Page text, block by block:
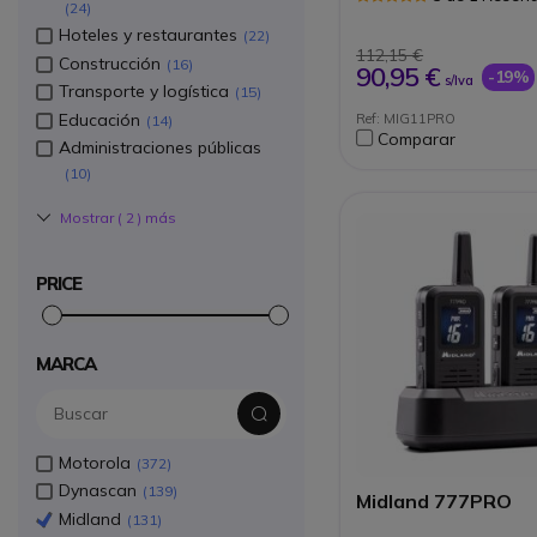
(opcional)
112,15 €
90,95 € s/Iva -19%
Ref: MIG11PRO
Comparar
Midland 777PRO
24
Hoteles y restaurantes 22
Construcción 16
Transporte y logística 15
Educación 14
Administraciones públicas
10
Mostrar ( 2 ) más
PRICE
MARCA
Motorola 372
Dynascan 139
Midland 131